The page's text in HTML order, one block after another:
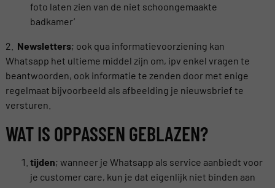
foto laten zien van de niet schoongemaakte
badkamer’
2. Newsletters; ook qua informatievoorziening kan
Whatsapp het ultieme middel zijn om, ipv enkel vragen te
beantwoorden, ook informatie te zenden door met enige
regelmaat bijvoorbeeld als afbeelding je nieuwsbrief te
versturen.
WAT IS OPPASSEN GEBLAZEN?
tijden; wanneer je Whatsapp als service aanbiedt voor
je customer care, kun je dat eigenlijk niet binden aan